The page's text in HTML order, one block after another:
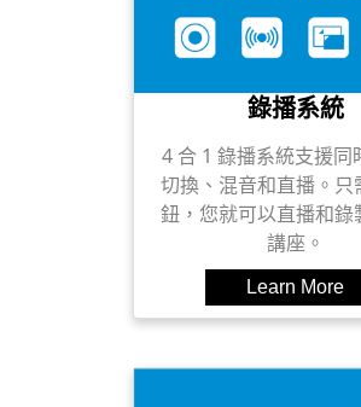
錄播系統
4 合 1 錄播系統支援同
切換、混音和直播。只
鈕，您就可以直播和錄
講座。